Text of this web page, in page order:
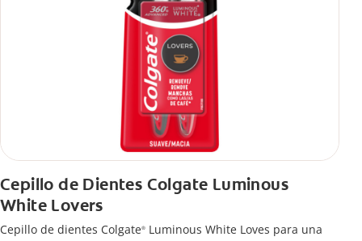
Cepillo de Dientes Colgate Luminous
White Lovers
Cepillo de dientes Colgate® Luminous White Loves para una